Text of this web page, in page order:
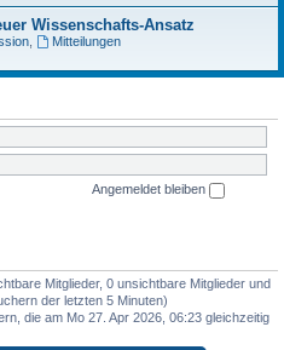
Wissenschafts-Ansatz
,
Mitteilungen
Angemeldet bleiben
Mitglieder, 0 unsichtbare Mitglieder und
der letzten 5 Minuten)
die am Mo 27. Apr 2026, 06:23 gleichzeitig